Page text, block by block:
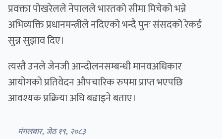
प्रवक्ता पोखरेलले नेपालले भारतको सीमा मिचेको भन्ने
अभिव्यक्ति प्रधानमन्त्रीले नदिएको भन्दै पुनः संसदको रेकर्ड
सुन्न सुझाव दिए।
त्यस्तै उनले जेनजी आन्दोलनसम्बन्धी मानवअधिकार
आयोगको प्रतिवेदन औपचारिक रुपमा प्राप्त भएपछि
आवश्यक प्रक्रिया अघि बढाइने बताए।
मंगलबार, जेठ १९, २०८३